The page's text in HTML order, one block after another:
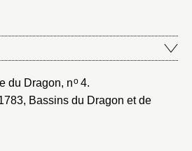
du Dragon, no4.
, Bassins du Dragon et de